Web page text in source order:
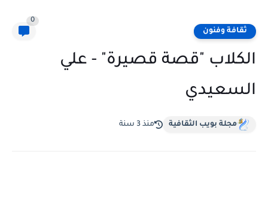
ثقافة وفنون
0
الكلاب "قصة قصيرة" - علي
السعيدي
مجلة بويب الثقافية منذ 3 سنة